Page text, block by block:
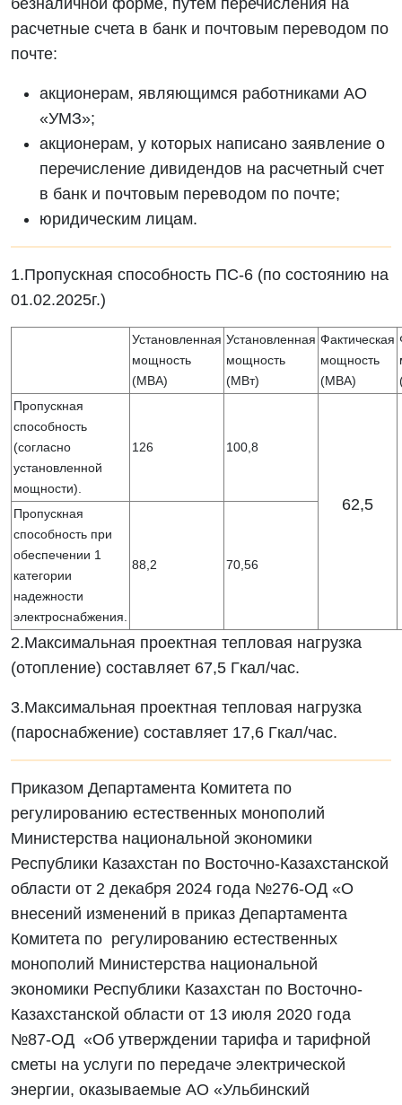
безналичной форме, путем перечисления на
расчетные счета в банк и почтовым переводом по
почте:
акционерам, являющимся работниками АО
«УМЗ»;
акционерам, у которых написано заявление о
перечисление дивидендов на расчетный счет
в банк и почтовым переводом по почте;
юридическим лицам.
1.Пропускная способность ПС-6 (по состоянию на
01.02.2025г.)
Установленная
мощность
(МВА)
Установленная
мощность
(МВт)
Фактическая
мощность
(МВА)
Пропускная
способность
(согласно
установленной
мощности).
126 100,8
62,5
Пропускная
способность при
обеспечении 1
категории
надежности
электроснабжения.
88,2 70,56
2.Максимальная проектная тепловая нагрузка
(отопление) составляет 67,5 Гкал/час.
3.Максимальная проектная тепловая нагрузка
(пароснабжение) составляет 17,6 Гкал/час.
Приказом Департамента Комитета по
регулированию естественных монополий
Министерства национальной экономики
Республики Казахстан по Восточно-Казахстанской
области от 2 декабря 2024 года №276-ОД «О
внесений изменений в приказ Департамента
Комитета по регулированию естественных
монополий Министерства национальной
экономики Республики Казахстан по Восточно-
Казахстанской области от 13 июля 2020 года
№87-ОД «Об утверждении тарифа и тарифной
сметы на услуги по передаче электрической
энергии, оказываемые АО «Ульбинский